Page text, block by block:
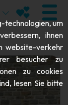
MEINE
technologien, um
ihnen
website-verkehr
besucher zu
zu cookies
lesen Sie bitte